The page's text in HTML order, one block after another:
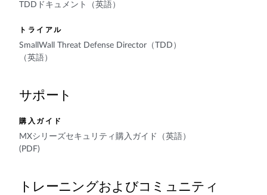
TDDドキュメント（英語）
トライアル
SmallWall Threat Defense Director（TDD）
（英語）
サポート
購入ガイド
MXシリーズセキュリティ購入ガイド（英語）
(PDF)
トレーニングおよびコミュニティ